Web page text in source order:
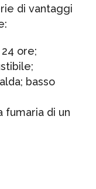
di vantaggi
ore;
basso
fumaria di un